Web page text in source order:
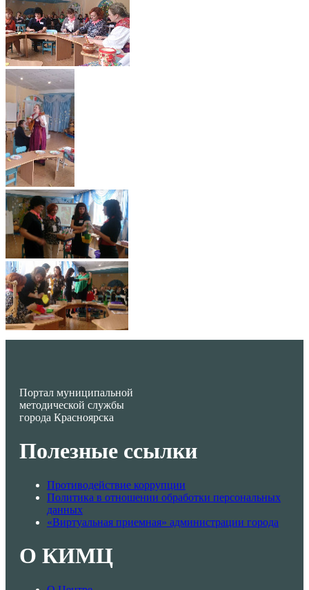
Портал муниципальной
методической службы
города Красноярска
Полезные ссылки
Противодействие коррупции
Политика в отношении обработки персональных
данных
«Виртуальная приемная» администрации города
О КИМЦ